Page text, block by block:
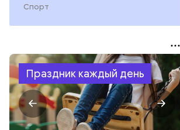
Спорт
Праздник каждый день